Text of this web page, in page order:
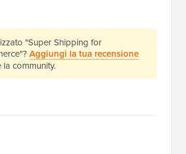
"Super Shipping for
Aggiungi la tua recensione
la community.